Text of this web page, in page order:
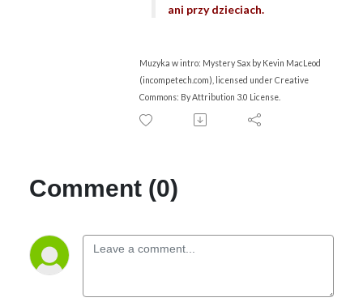
ani przy dzieciach.
Muzyka w intro: Mystery Sax by Kevin MacLeod
(incompetech.com), licensed under Creative
Commons: By Attribution 3.0 License.
Comment (0)